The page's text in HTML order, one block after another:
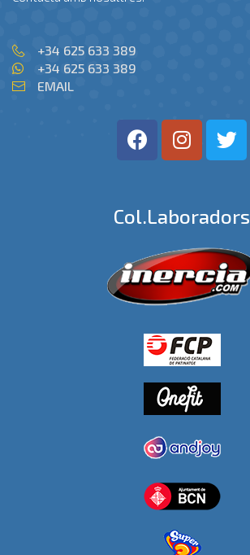
+34 625 633 389
+34 625 633 389
EMAIL
Col.laboradors